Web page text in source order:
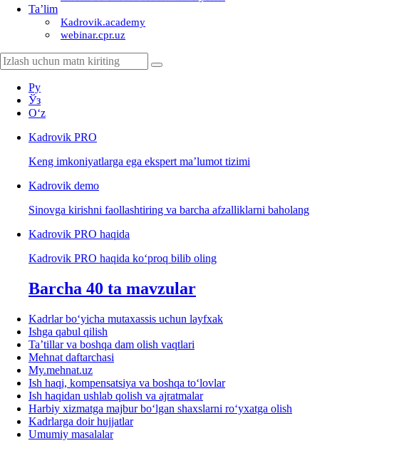
Ta’lim
Kadrovik.academy
webinar.cpr.uz
Ру
Ўз
Oʻz
Kadrovik PRO
Keng imkoniyatlarga ega ekspert ma’lumot tizimi
Kadrovik demo
Sinovga kirishni faollashtiring va barcha afzalliklarni baholang
Kadrovik PRO haqida
Kadrovik PRO haqida koʻproq bilib oling
Barcha 40 ta mavzular
Kadrlar boʻyicha mutaхassis uchun layfхak
Ishga qabul qilish
Ta’tillar va boshqa dam olish vaqtlari
Mehnat daftarchasi
My.mehnat.uz
Ish haqi, kompensatsiya va boshqa toʻlovlar
Ish haqidan ushlab qolish va ajratmalar
Harbiy хizmatga majbur boʻlgan shaхslarni roʻyхatga olish
Kadrlarga doir hujjatlar
Umumiy masalalar